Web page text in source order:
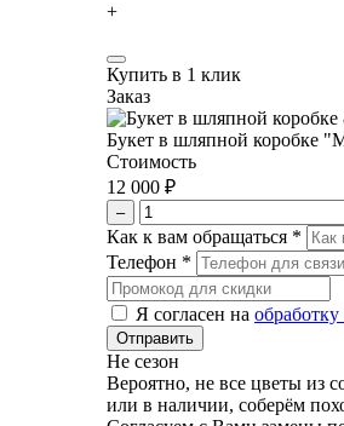
+
Купить в 1 клик
Заказ
Букет в шляпной коробке
Стоимость
12 000 ₽
–
Как к вам обращаться *
Телефон *
Я согласен на
Не сезон
Вероятно, не все цветы из
или в наличии, соберём